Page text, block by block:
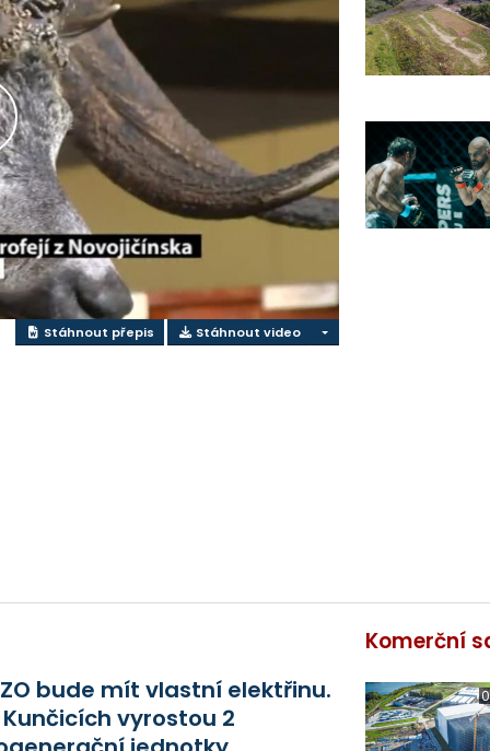
Stáhnout přepis Stáhnout video
bude mít vlastní elektřinu.
Kunčicích vyrostou 2
Komerční